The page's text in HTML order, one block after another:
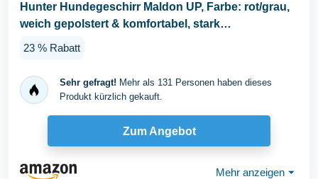
Hunter Hundegeschirr Maldon UP, Farbe: rot/grau,
weich gepolstert & komfortabel, stark
23 % Rabatt
Sehr gefragt! Mehr als 131 Personen haben dieses
Produkt kürzlich gekauft.
Zum Angebot
Mehr anzeigen ⏷